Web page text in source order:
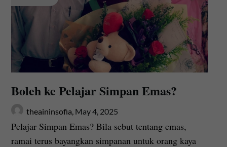
Boleh ke Pelajar Simpan Emas?
theaininsofia, May 4, 2025
Pelajar Simpan Emas? Bila sebut tentang emas,
ramai terus bayangkan simpanan untuk orang kaya